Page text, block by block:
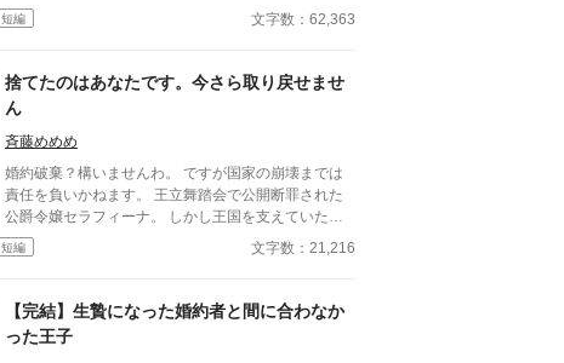
符を打てるわ。 王命による“形式結婚”。 夫の顔も知
らず、手紙もなし、戦地から帰ってきたという噂すら
たので、勝手に離婚しました。 何か問題あります？
短編 文字数：62,363
捨てたのはあなたです。今さら取り戻せませ
ん
斉藤めめめ
婚約破棄？構いませんわ。 ですが国家の崩壊までは
責任を負いかねます。 王立舞踏会で公開断罪された
公爵令嬢セラフィーナ。 しかし王国を支えていたの
は、実は彼女だった。 国庫凍結、交易停止、外交破
綻——。 無能な王子が後悔する頃、彼女は隣国皇帝
劇。
短編 文字数：21,216
【完結】生贄になった婚約者と間に合わなか
った王子